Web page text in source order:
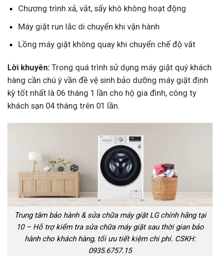
Chương trình xả, vắt, sấy khô không hoạt động
Máy giặt run lắc di chuyển khi vận hành
Lồng máy giặt không quay khi chuyển chế độ vắt
Lời khuyên: Trong quá trình sử dụng máy giặt quý khách
hàng cần chú ý vần đề vệ sinh bảo dưỡng máy giặt định
kỳ tốt nhất là 06 tháng 1 lần cho hộ gia đình, công ty
khách sạn 04 tháng trên 01 lần.
Trung tâm bảo hành & sửa chữa máy giặt LG chính hãng tại
10 – Hỗ trợ kiểm tra sửa chữa máy giặt sau thời gian bảo
hành cho khách hàng, tối ưu tiết kiệm chi phí. CSKH:
0935.6757.15